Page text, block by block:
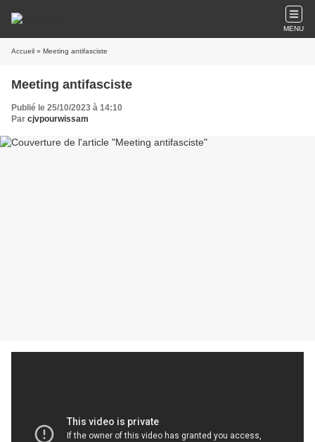
MENU
Accueil » Meeting antifasciste
Meeting antifasciste
Publié le 25/10/2023 à 14:10
Par cjvpourwissam